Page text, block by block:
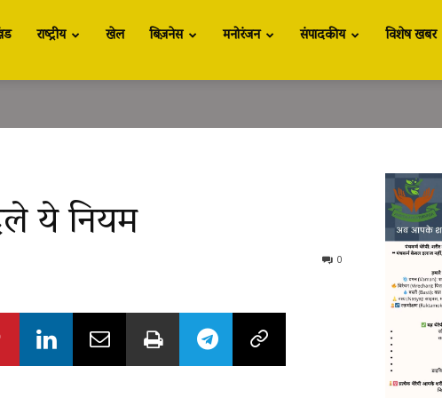
राष्ट्रीय खेल बिज़नेस मनोरंजन संपादकीय विशेष खबर
ये नियम
0